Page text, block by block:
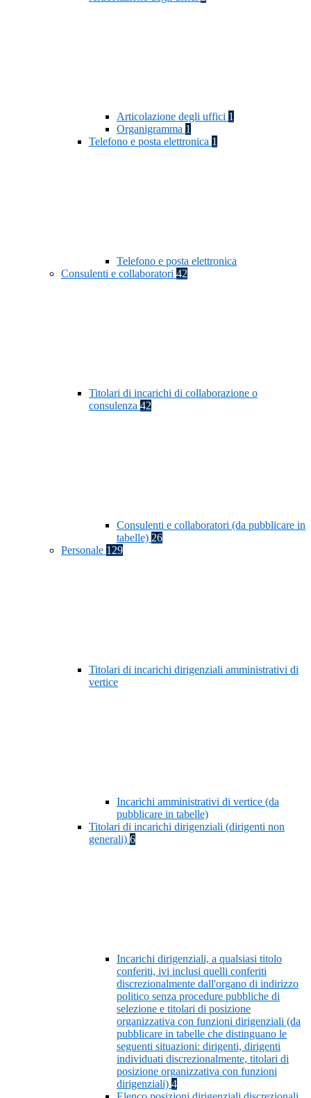
Articolazione degli uffici 1
Organigramma 1
Telefono e posta elettronica 1
Telefono e posta elettronica
Consulenti e collaboratori 42
Titolari di incarichi di collaborazione o
consulenza 42
Consulenti e collaboratori (da pubblicare in
tabelle) 26
Personale 129
Titolari di incarichi dirigenziali amministrativi di
vertice
Incarichi amministrativi di vertice (da
pubblicare in tabelle)
Titolari di incarichi dirigenziali (dirigenti non
generali) 6
Incarichi dirigenziali, a qualsiasi titolo
conferiti, ivi inclusi quelli conferiti
discrezionalmente dall'organo di indirizzo
politico senza procedure pubbliche di
selezione e titolari di posizione
organizzativa con funzioni dirigenziali (da
pubblicare in tabelle che distinguano le
seguenti situazioni: dirigenti, dirigenti
individuati discrezionalmente, titolari di
posizione organizzativa con funzioni
dirigenziali) 4